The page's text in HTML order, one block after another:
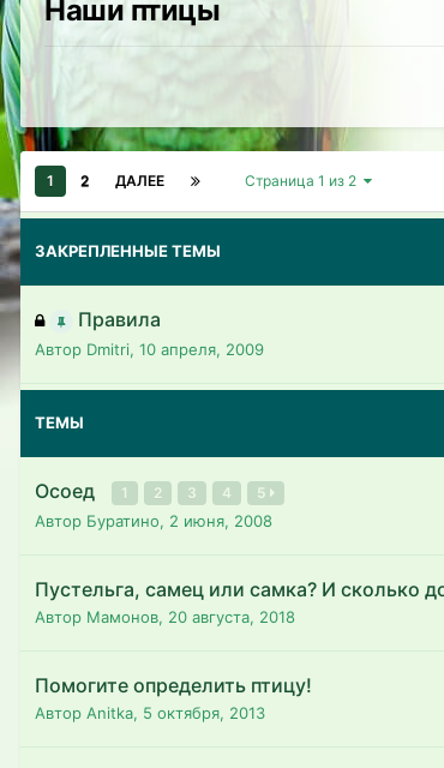
Наши птицы
1 2 ДАЛЕЕ Страница 1 из 2
ЗАКРЕПЛЕННЫЕ ТЕМЫ
Правила
Автор Dmitri, 10 апреля, 2009
ТЕМЫ
Осоед 1 2 3 4 5
Автор Буратино, 2 июня, 2008
Пустельга, самец или самка? И сколько
Автор Мамонов, 20 августа, 2018
Помогите определить птицу!
Автор Anitka, 5 октября, 2013